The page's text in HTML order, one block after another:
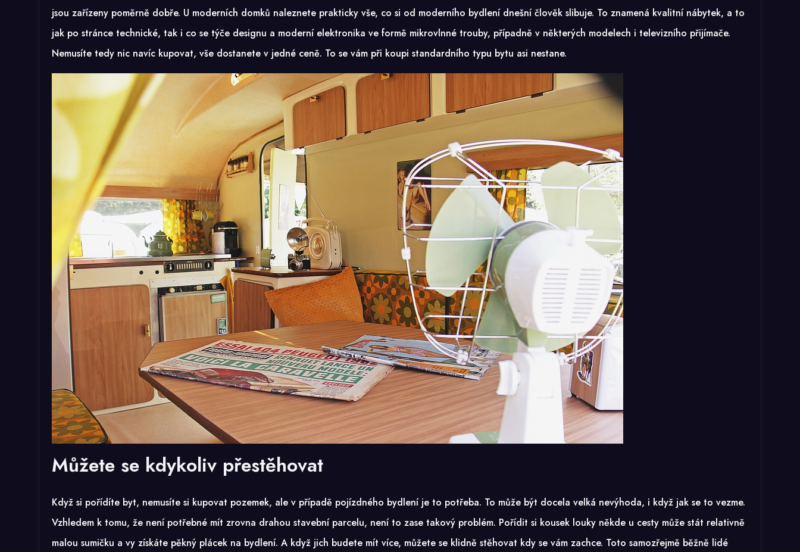
jsou zařízeny poměrně dobře. U moderních domků naleznete prakticky vše, co si od moderního bydlení dnešní člověk slibuje. To znamená kvalitní nábytek, a to
jak po stránce technické, tak i co se týče designu a moderní elektronika ve formě mikrovlnné trouby, případně v některých modelech i televizního přijímače.
Nemusíte tedy nic navíc kupovat, vše dostanete v jedné ceně. To se vám při koupi standardního typu bytu asi nestane.
Můžete se kdykoliv přestěhovat
Když si pořídíte byt, nemusíte si kupovat pozemek, ale v případě pojízdného bydlení je to potřeba. To může být docela velká nevýhoda, i když jak se to vezme.
Vzhledem k tomu, že není potřebné mít zrovna drahou stavební parcelu, není to zase takový problém. Pořídit si kousek louky někde u cesty může stát relativně
malou sumičku a vy získáte pěkný plácek na bydlení. A když jich budete mít více, můžete se klidně stěhovat kdy se vám zachce. Toto samozřejmě běžně lidé